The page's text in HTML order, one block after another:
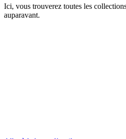
Ici, vous trouverez toutes les
auparavant.